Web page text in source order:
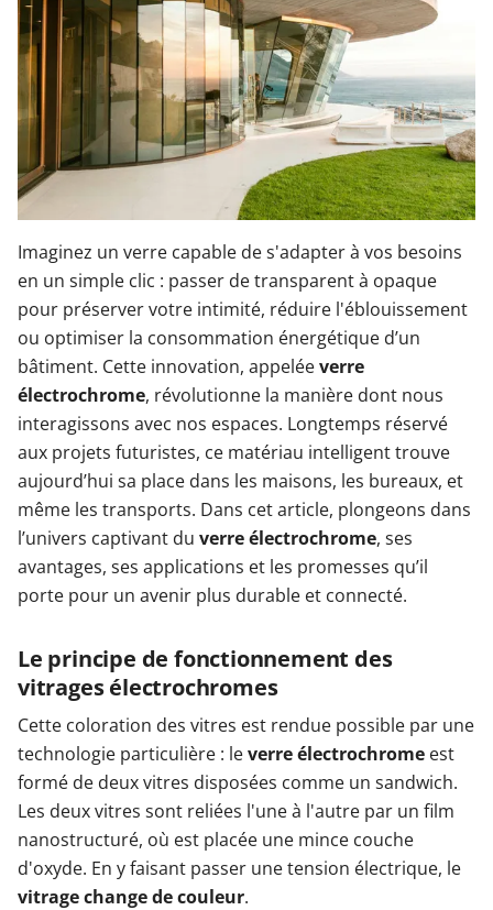
Conseils gratuits
Imaginez un verre capable de s'adapter à vos besoins
en un simple clic : passer de transparent à opaque
pour préserver votre intimité, réduire l'éblouissement
ou optimiser la consommation énergétique d’un
bâtiment. Cette innovation, appeléeverre
électrochrome, révolutionne la manière dont nous
interagissons avec nos espaces. Longtemps réservé
aux projets futuristes, ce matériau intelligent trouve
aujourd’hui sa place dans les maisons, les bureaux, et
même les transports. Dans cet article, plongeons dans
l’univers captivant du verre électrochrome, ses
avantages, ses applications et les promesses qu’il
porte pour un avenir plus durable et connecté.
Le principe de fonctionnement des
vitrages électrochromes
Cette coloration des vitres est rendue possible par une
technologie particulière : leverre électrochrome est
formé de deux vitres disposées comme un sandwich.
Les deux vitres sont reliées l'une à l'autre par un film
nanostructuré, où est placée une mince couche
d'oxyde. En y faisant passer une tension électrique, le
vitrage change de couleur.